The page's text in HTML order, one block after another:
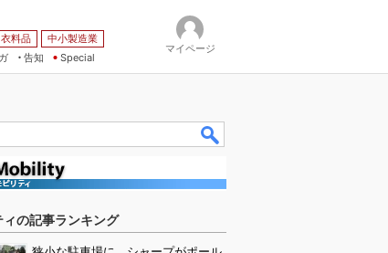
料品
中小製造業
告知 Special
マイページ
ィの記事ランキング